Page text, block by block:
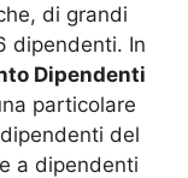
di grandi
dipendenti. In
Dipendenti
particolare
del
a dipendenti